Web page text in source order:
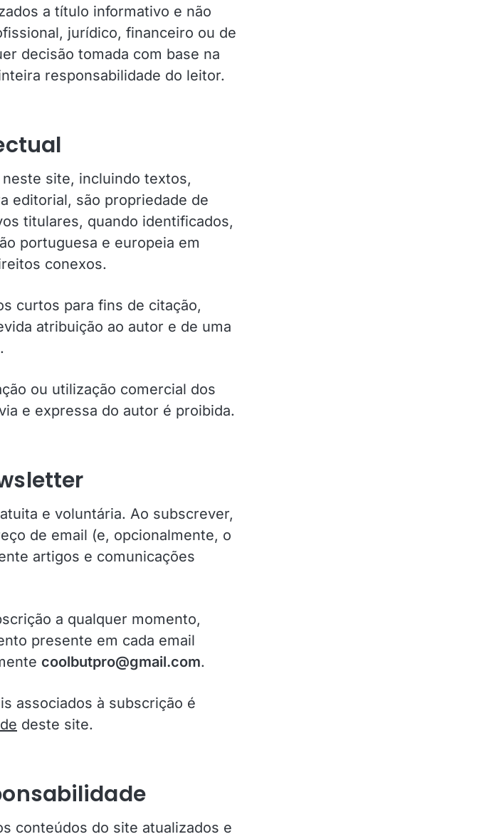
a título informativo e não
jurídico, financeiro ou de
decisão tomada com base na
responsabilidade do leitor.
site, incluindo textos,
editorial, são propriedade de
titulares, quando identificados,
portuguesa e europeia em
conexos.
curtos para fins de citação,
atribuição ao autor e de uma
ou utilização comercial dos
e expressa do autor é proibida.
e voluntária. Ao subscrever,
de email (e, opcionalmente, o
artigos e comunicações
a qualquer momento,
presente em cada email
coolbutpro@gmail.com.
associados à subscrição é
deste site.
conteúdos do site atualizados e